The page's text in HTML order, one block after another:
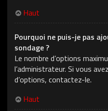
Haut
Pourquoi ne puis-je pas
sondage ?
Le nombre d’options
l’administrateur. Si vous
d’options, contactez-le.
Haut